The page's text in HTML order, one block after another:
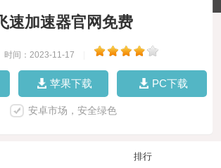
飞速加速器官网免费
时间：2023-11-17
苹果下载 PC下载
安卓市场，安全绿色
排行